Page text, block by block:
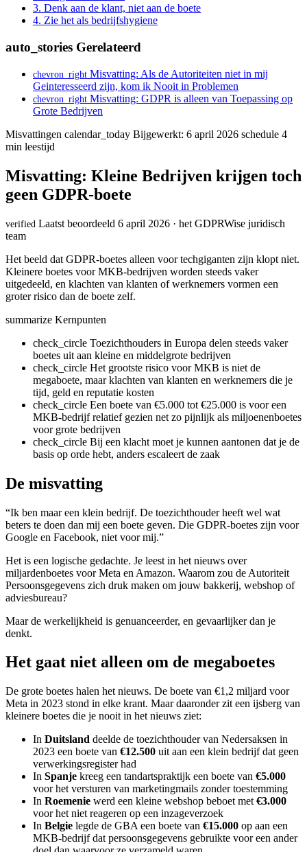
3. Denk aan de klant, niet aan de boete
4. Zie het als bedrijfshygiene
auto_stories Gerelateerd
chevron_right Misvatting: Als de Autoriteiten niet in mij
Geinteresseerd zijn, kom ik Nooit in Problemen
chevron_right Misvatting: GDPR is alleen van Toepassing op
Grote Bedrijven
Misvattingen calendar_today Bijgewerkt: 6 april 2026 schedule 4
min leestijd
Misvatting: Kleine Bedrijven krijgen toch
geen GDPR-boete
verified Laatst beoordeeld 6 april 2026 · het GDPRWise juridisch
team
Het beeld dat GDPR-boetes alleen voor techgiganten zijn klopt niet.
Kleinere boetes voor MKB-bedrijven worden steeds vaker
uitgedeeld, en klachten van klanten of werknemers vormen een
groter risico dan de boete zelf.
summarize Kernpunten
check_circle Toezichthouders in Europa delen steeds vaker
boetes uit aan kleine en middelgrote bedrijven
check_circle Het grootste risico voor MKB is niet de
megaboete, maar klachten van klanten en werknemers die je
tijd, geld en reputatie kosten
check_circle Een boete van €5.000 tot €25.000 is voor een
MKB-bedrijf relatief gezien net zo pijnlijk als miljoenenboetes
voor grote bedrijven
check_circle Bij een klacht moet je kunnen aantonen dat je de
basis op orde hebt, anders escaleert de zaak
De misvatting
“Ik ben maar een klein bedrijf. De toezichthouder heeft wel wat
beters te doen dan mij een boete geven. Die GDPR-boetes zijn voor
Google en Facebook, niet voor mij.”
Het is een logische gedachte. Je leest in het nieuws over
miljardenboetes voor Meta en Amazon. Waarom zou de Autoriteit
Persoonsgegevens zich druk maken om jouw bakkerij, webshop of
adviesbureau?
Maar de werkelijkheid is genuanceerder, en gevaarlijker dan je
denkt.
Het gaat niet alleen om de megaboetes
De grote boetes halen het nieuws. De boete van €1,2 miljard voor
Meta in 2023 stond in elke krant. Maar daaronder zit een ijsberg van
kleinere boetes die je nooit in het nieuws ziet:
In Duitsland deelde de toezichthouder van Nedersaksen in
2023 een boete van €12.500 uit aan een klein bedrijf dat geen
verwerkingsregister had
In Spanje kreeg een tandartspraktijk een boete van €5.000
voor het versturen van marketingmails zonder toestemming
In Roemenie werd een kleine webshop beboet met €3.000
voor het niet reageren op een inzageverzoek
In Belgie legde de GBA een boete van €15.000 op aan een
MKB-bedrijf dat persoonsgegevens gebruikte voor een ander